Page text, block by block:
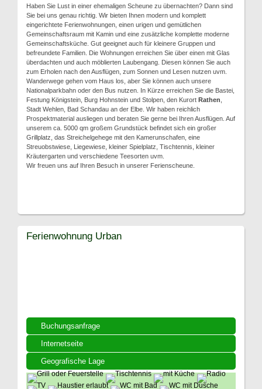
Haben Sie Lust in einer ehemaligen Scheune zu übernachten? Dann sind
Sie bei uns genau richtig. Wir bieten Ihnen modern und komplett
eingerichtete Ferienwohnungen, einen urigen und gemütlichen
Gemeinschaftsraum mit Kamin und eine zusätzliche komplette moderne
Gemeinschaftsküche. Gut geeignet auch für kleinere Gruppen und
befreundete Familien. Die Wohnungen erreichen Sie über einen mit Glas
überdachten und auch möblierten Laubengang. Diesen können Sie auch
zum Erholen nach den Ausflügen, zum Sonnen und Lesen nutzen uvm.
Wanderwege gehen vom Haus los, aber Sie können auch unsere
Nationalparkbahn oder den Bus nutzen. In Kürze erreichen Sie die Bastei,
Festung Königstein, Burg Hohnstein und Stolpen, den Kurort Rathen
Stadt Wehlen, Bad Schandau an der Elbe. Wir haben reichlich
Prospektmaterial ausliegen und beraten Sie gerne bei Ihren Ausflügen. Auf
unserem ca. 5000 qm großem Grundstück befindet sich ein großer
Grillplatz, das Streichelgehege mit den Kamerunschafen, eine
Streuobstwiese, Liegewiese, kleiner Spielplatz, Tischtennis, kleiner
Kräutergarten und verschiedene Teesorten uvm.
Wir freuen uns auf Ihren Besuch in unserer Ferienscheune.
Buchungsanfrage
Internetseite
Geografische Lage
Ferienwohnung Urban